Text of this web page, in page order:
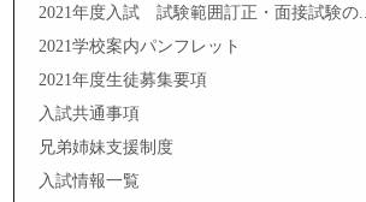
2021年度入試 試験範囲訂正・面接試験の...
2021学校案内パンフレット
2021年度生徒募集要項
入試共通事項
兄弟姉妹支援制度
入試情報一覧